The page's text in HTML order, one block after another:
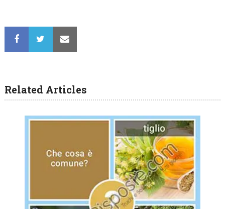
Related Articles